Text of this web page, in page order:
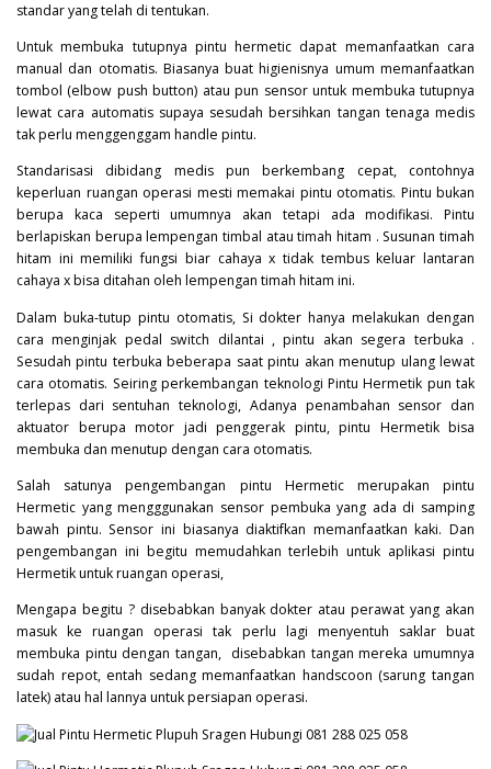
standar yang telah di tentukan.
Untuk membuka tutupnya pintu hermetic dapat memanfaatkan cara
manual dan otomatis. Biasanya buat higienisnya umum memanfaatkan
tombol (elbow push button) atau pun sensor untuk membuka tutupnya
lewat cara automatis supaya sesudah bersihkan tangan tenaga medis
tak perlu menggenggam handle pintu.
Standarisasi dibidang medis pun berkembang cepat, contohnya
keperluan ruangan operasi mesti memakai pintu otomatis. Pintu bukan
berupa kaca seperti umumnya akan tetapi ada modifikasi. Pintu
berlapiskan berupa lempengan timbal atau timah hitam . Susunan timah
hitam ini memiliki fungsi biar cahaya x tidak tembus keluar lantaran
cahaya x bisa ditahan oleh lempengan timah hitam ini.
Dalam buka-tutup pintu otomatis, Si dokter hanya melakukan dengan
cara menginjak pedal switch dilantai , pintu akan segera terbuka .
Sesudah pintu terbuka beberapa saat pintu akan menutup ulang lewat
cara otomatis. Seiring perkembangan teknologi Pintu Hermetik pun tak
terlepas dari sentuhan teknologi, Adanya penambahan sensor dan
aktuator berupa motor jadi penggerak pintu, pintu Hermetik bisa
membuka dan menutup dengan cara otomatis.
Salah satunya pengembangan pintu Hermetic merupakan pintu
Hermetic yang mengggunakan sensor pembuka yang ada di samping
bawah pintu. Sensor ini biasanya diaktifkan memanfaatkan kaki. Dan
pengembangan ini begitu memudahkan terlebih untuk aplikasi pintu
Hermetik untuk ruangan operasi,
Mengapa begitu ? disebabkan banyak dokter atau perawat yang akan
masuk ke ruangan operasi tak perlu lagi menyentuh saklar buat
membuka pintu dengan tangan, disebabkan tangan mereka umumnya
sudah repot, entah sedang memanfaatkan handscoon (sarung tangan
latek) atau hal lannya untuk persiapan operasi.